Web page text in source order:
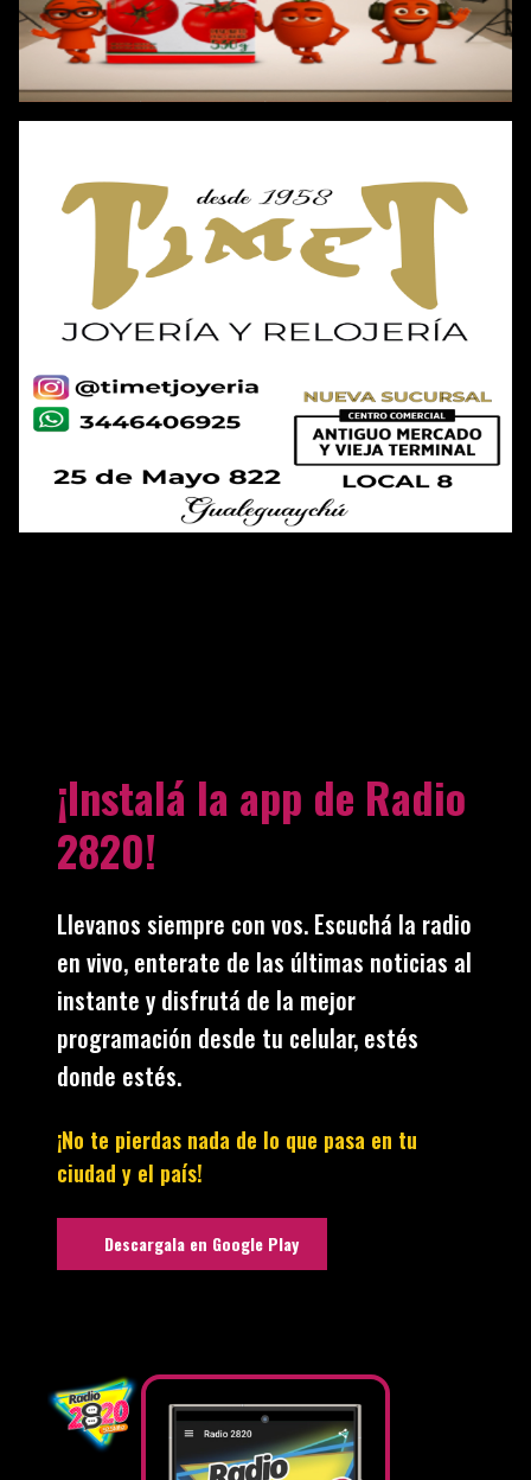
¡Instalá la app de Radio
2820!
Llevanos siempre con vos. Escuchá la radio
en vivo, enterate de las últimas noticias al
instante y disfrutá de la mejor
programación desde tu celular, estés
donde estés.
¡No te pierdas nada de lo que pasa en tu
ciudad y el país!
Descargala en Google Play